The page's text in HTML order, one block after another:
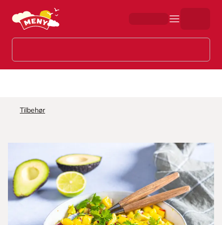
Hopp til hovedinnhold
Tilbehør